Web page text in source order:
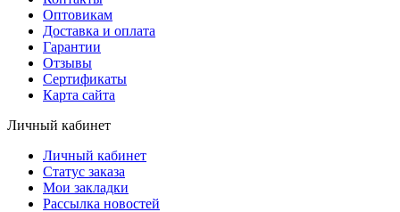
Оптовикам
Доставка и оплата
Гарантии
Отзывы
Сертификаты
Карта сайта
Личный кабинет
Личный кабинет
Статус заказа
Мои закладки
Рассылка новостей